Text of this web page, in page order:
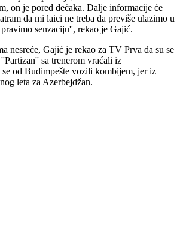
on je pored dečaka. Dalje informacije će
da mi laici ne treba da previše ulazimo u
senzaciju'', rekao je Gajić.
nesreće, Gajić je rekao za TV Prva da su se
sa trenerom vraćali iz
se od Budimpešte vozili kombijem, jer iz
leta za Azerbejdžan.